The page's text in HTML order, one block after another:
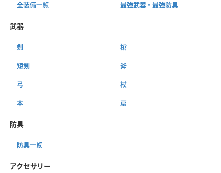
全装備一覧 最強武器・最強防具
武器
剣 槍
短剣 斧
弓 杖
本 扇
防具
防具一覧
アクセサリー